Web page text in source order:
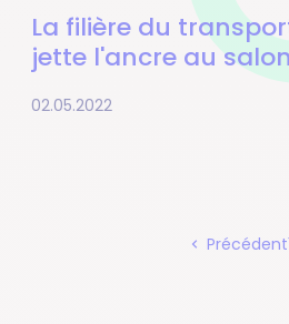
La filière du
jette l'ancre au
02.05.2022
Précédent